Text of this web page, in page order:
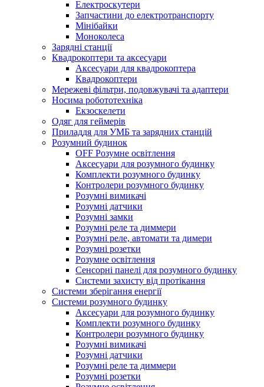
Електроскутери
Запчастини до електротранспорту
Мінібайки
Моноколеса
Зарядні станції
Квадрокоптери та аксесуари
Аксесуари для квадрокоптера
Квадрокоптери
Мережеві фільтри, подовжувачі та адаптери
Носима робототехніка
Екзоскелети
Одяг для геймерів
Приладдя для УМБ та зарядних станцій
Розумний будинок
OFF Розумне освітлення
Аксесуари для розумного будинку
Комплекти розумного будинку
Контролери розумного будинку
Розумні вимикачі
Розумні датчики
Розумні замки
Розумні реле та диммери
Розумні реле, автомати та димери
Розумні розетки
Розумне освітлення
Сенсорні панелі для розумного будинку
Системи захисту від протікання
Системи зберігання енергії
Системи розумного будинку
Аксесуари для розумного будинку
Комплекти розумного будинку
Контролери розумного будинку
Розумні вимикачі
Розумні датчики
Розумні реле та диммери
Розумні розетки